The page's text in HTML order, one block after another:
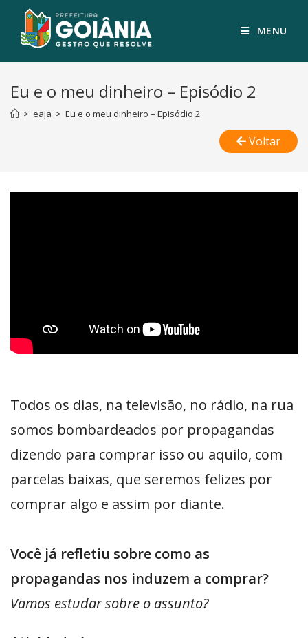
MENU
Eu e o meu dinheiro – Episódio 2
> eaja > Eu e o meu dinheiro – Episódio 2
Voltar
Todos os dias, na televisão, no rádio, na rua
somos bombardeados por propagandas
dizendo para comprar isso ou aquilo, com
parcelas baixas, que seremos felizes por
comprar algo e assim por diante.
Você já refletiu sobre como as
propagandas nos induzem a comprar?
Vamos estudar sobre o assunto?